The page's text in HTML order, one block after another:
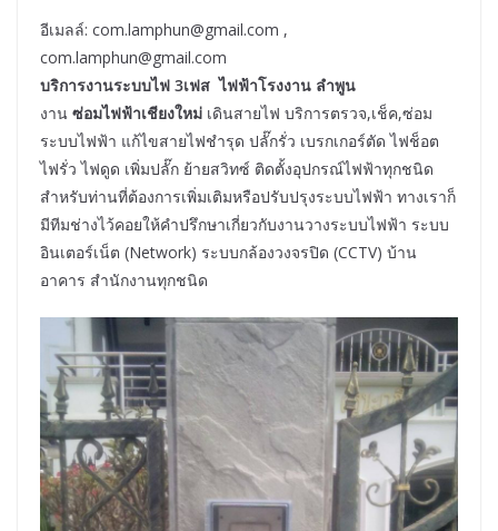
อีเมลล์: com.lamphun@gmail.com ,
com.lamphun@gmail.com
บริการงานระบบไฟ 3เฟส ไฟฟ้าโรงงาน ลำพูน
งาน ซ่อมไฟฟ้าเชียงใหม่ เดินสายไฟ บริการตรวจ,เช็ค,ซ่อม
ระบบไฟฟ้า แก้ไขสายไฟชำรุด ปลั๊กรั่ว เบรกเกอร์ตัด ไฟช็อต
ไฟรั่ว ไฟดูด เพิ่มปลั๊ก ย้ายสวิทซ์ ติดตั้งอุปกรณ์ไฟฟ้าทุกชนิด
สำหรับท่านที่ต้องการเพิ่มเติมหรือปรับปรุงระบบไฟฟ้า ทางเราก็
มีทีมช่างไว้คอยให้คำปรึกษาเกี่ยวกับงานวางระบบไฟฟ้า ระบบ
อินเตอร์เน็ต (Network) ระบบกล้องวงจรปิด (CCTV) บ้าน
อาคาร สำนักงานทุกชนิด